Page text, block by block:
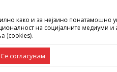
на Sport Vision, делумно
трети лица, јавно да се објавуваат
од БДС.МК ДООЕЛ.
и самата цена, но не
се дел од нашата понуда, но
да ја проверите и на
NB SOFT. Сите права задржани.
како и за нејзино понатамошно
на социјалните медиуми
(cookies).
Се согласувам